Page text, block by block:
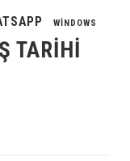
WINDOWS
TARIHI